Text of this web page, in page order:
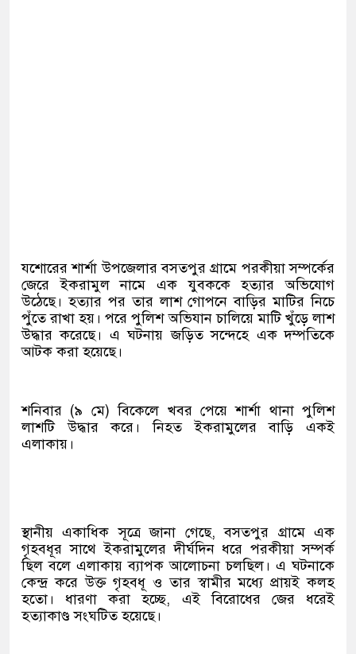
যশোরের শার্শা উপজেলার বসতপুর গ্রামে পরকীয়া সম্পর্কের
জেরে ইকরামুল নামে এক যুবককে হত্যার অভিযোগ
উঠেছে। হত্যার পর তার লাশ গোপনে বাড়ির মাটির নিচে
পুঁতে রাখা হয়। পরে পুলিশ অভিযান চালিয়ে মাটি খুঁড়ে লাশ
উদ্ধার করেছে। এ ঘটনায় জড়িত সন্দেহে এক দম্পতিকে
আটক করা হয়েছে।
শনিবার (৯ মে) বিকেলে খবর পেয়ে শার্শা থানা পুলিশ
লাশটি উদ্ধার করে। নিহত ইকরামুলের বাড়ি একই
এলাকায়।
স্থানীয় একাধিক সূত্রে জানা গেছে, বসতপুর গ্রামে এক
গৃহবধূর সাথে ইকরামুলের দীর্ঘদিন ধরে পরকীয়া সম্পর্ক
ছিল বলে এলাকায় ব্যাপক আলোচনা চলছিল। এ ঘটনাকে
কেন্দ্র করে উক্ত গৃহবধূ ও তার স্বামীর মধ্যে প্রায়ই কলহ
হতো। ধারণা করা হচ্ছে, এই বিরোধের জের ধরেই
হত্যাকাণ্ড সংঘটিত হয়েছে।